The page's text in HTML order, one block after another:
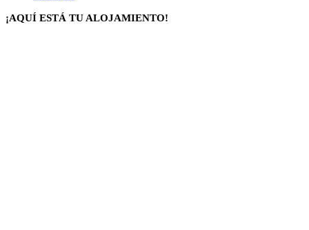
¡AQUÍ ESTÁ TU ALOJAMIENTO!